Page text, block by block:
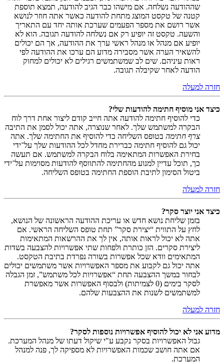
שההודעה נשלחה. אם מישהו כבר הגיב להודעה, תמצא תוספת
קטנה של טקסט המוצג מתחת להודעה כאשר אתה חוזר לנושא
אשר רושם את מספר הפעמים שערכת אותה יחד עם התאריך
והשעה. טקסט זה יופיע רק אם נשלחה להודעה תגובה. הוא לא
יופיע אם מנהל או מנהל ראשי ערך את ההודעה, אך הם יכולים
להשאיר הערה אשר מסבירה מדוע הם ערכו את ההודעה לפי
ראות עיניהם. שים לב שמשתמשים רגילים לא יכולים למחוק
הודעה לאחר שקיבלה תגובה.
חזרה למעלה
כיצד אני מוסיף חתימה להודעות שלי?
כדי להוסיף חתימה להודעה אתה חייב קודם ליצור אחת דרך לוח
הבקרה למשתמש שלך. לאחר שנוצרה, אתה יכול לסמן את התיבה
צרף חתימה בטופס השליחה כדי להוסיף את החתימה שלך. אתה
יכול גם להוסיף חתימה כברירת מחדל לכל ההודעות שלך על־ידי
בחירת האפשרות המתאימה בלוח הבקרה למשתמש. אם תעשה
כך, תוכל עדיין למנוע מהחתימה להתווסף להודעות מסוימות על־ידי
ביטול הסימון לתיבת הוספת החתימה בטופס השליחה.
חזרה למעלה
כיצד אני יוצר סקר?
בזמן שליחת נושא חדש או עריכת ההודעה הראשונה של הנושא,
לחץ על התווית “יצירת סקר” תחת טופס השליחה הראשי. אם
אתה לא יכול לראות אותה, אין לך את ההרשאות המתאימות
ליצירת סקרים. הזן כותרת ולפחות שתי אפשרויות להצבעה בשדות
המתאימים וודא שכל אפשרות בשורה נפרדת בתיבת הטקסט.
אתה יכול גם לקבוע את מספר האפשרויות אשר משתמשים יכולים
לבחור במשך ההצבעה תחת “אפשרויות לכל משתמש”, זמן הגבלה
לסקר בימים (0 לצמיתות) ולבסוף האפשרות אשר מאפשרת
למשתמשים לשנות את ההצבעות שלהם.
חזרה למעלה
מדוע אני לא יכול להוסיף אפשרויות נוספות לסקר?
גבול האפשרויות בסקר נקבע ע"י שיקול דעתו של מנהל המערכת.
אם אתה חושב שכמות האפשרויות לא מספיקה לך, פנה למנהל
המערכת.